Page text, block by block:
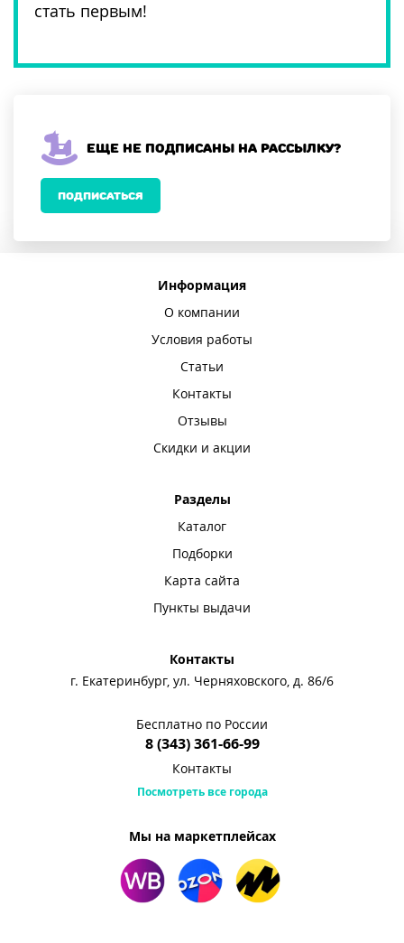
стать первым!
Еще не подписаны на рассылку?
ПОДПИСАТЬСЯ
Информация
О компании
Условия работы
Статьи
Контакты
Отзывы
Скидки и акции
Разделы
Каталог
Подборки
Карта сайта
Пункты выдачи
Контакты
г. Екатеринбург, ул. Черняховского, д. 86/6
Бесплатно по России
8 (343) 361-66-99
Контакты
Посмотреть все города
Мы на маркетплейсах